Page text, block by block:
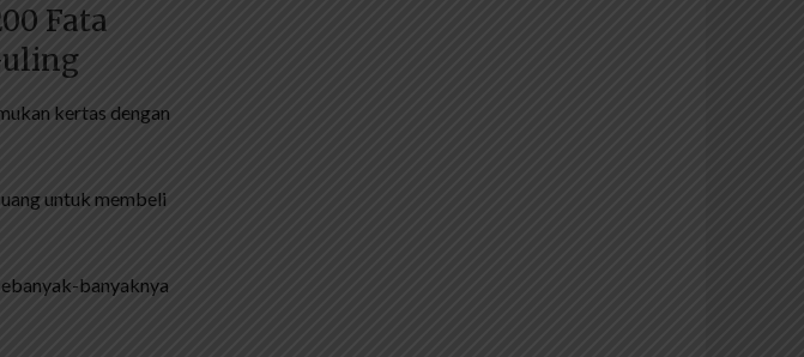
Fata
kertas dengan
untuk membeli
banyaknya